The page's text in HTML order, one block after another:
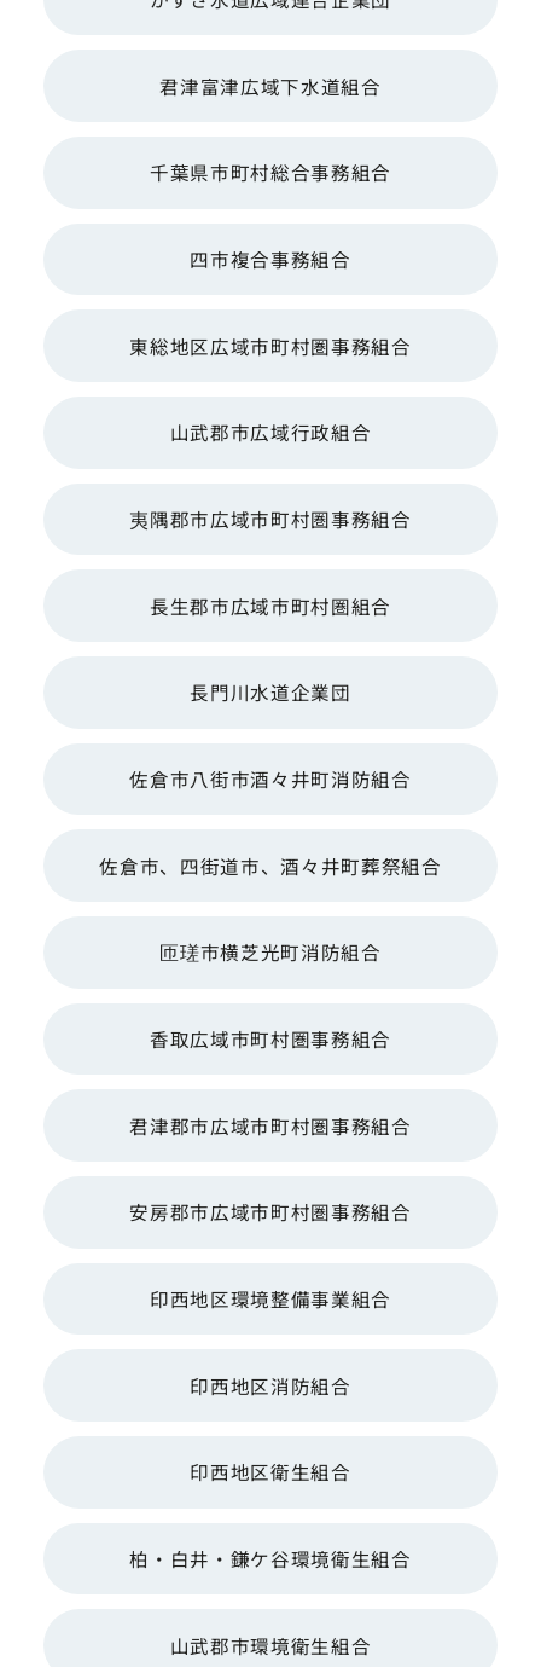
君津富津広域下水道組合
千葉県市町村総合事務組合
四市複合事務組合
東総地区広域市町村圏事務組合
山武郡市広域行政組合
夷隅郡市広域市町村圏事務組合
長生郡市広域市町村圏組合
長門川水道企業団
佐倉市八街市酒々井町消防組合
佐倉市、四街道市、酒々井町葬祭組合
匝瑳市横芝光町消防組合
香取広域市町村圏事務組合
君津郡市広域市町村圏事務組合
安房郡市広域市町村圏事務組合
印西地区環境整備事業組合
印西地区消防組合
印西地区衛生組合
柏・白井・鎌ケ谷環境衛生組合
山武郡市環境衛生組合